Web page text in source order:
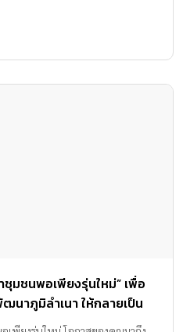
มชนพอเพียงรุ่นใหม่” เพื่อ
าภูมิลําเนา ให้กลายเป็น